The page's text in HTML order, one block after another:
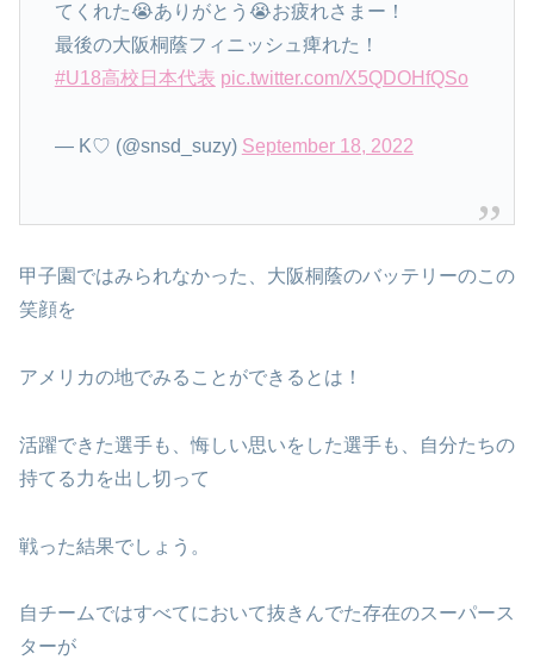
てくれた😭ありがとう😭お疲れさまー！
最後の大阪桐蔭フィニッシュ痺れた！
#U18高校日本代表 pic.twitter.com/X5QDOHfQSo
— K♡ (@snsd_suzy) September 18, 2022
甲子園ではみられなかった、大阪桐蔭のバッテリーのこの
笑顔を
アメリカの地でみることができるとは！
活躍できた選手も、悔しい思いをした選手も、自分たちの
持てる力を出し切って
戦った結果でしょう。
自チームではすべてにおいて抜きんでた存在のスーパース
ターが